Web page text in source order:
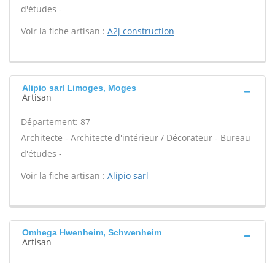
d'études -
Voir la fiche artisan : A2j construction
Alipio sarl Limoges, Moges
Artisan
Département: 87
Architecte - Architecte d'intérieur / Décorateur - Bureau
d'études -
Voir la fiche artisan : Alipio sarl
Omhega Hwenheim, Schwenheim
Artisan